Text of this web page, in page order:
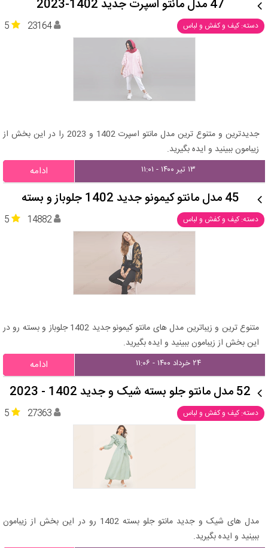
47 مدل مانتو اسپرت جدید 1402-2023
دسته: کیف و کفش و لباس 5 23164
جدیدترین و متنوع ترین مدل مانتو اسپرت 1402 و 2023 را در این بخش از
زیبامون ببینید و ایده بگیرید.
۱۳ تیر ۱۴۰۰ - ۱۱:۰۱ ادامه
45 مدل مانتو کیمونو جدید 1402 جلوباز و بسته
دسته: کیف و کفش و لباس 5 14882
متنوع ترین و زیباترین مدل های مانتو کیمونو جدید 1402 جلوباز و بسته رو در
این بخش از زیبامون ببینید و ایده بگیرید.
۲۴ خرداد ۱۴۰۰ - ۱۱:۰۶ ادامه
52 مدل مانتو جلو بسته شیک و جدید 1402 - 2023
دسته: کیف و کفش و لباس 5 27363
مدل های شیک و جدید مانتو جلو بسته 1402 رو در این بخش از زیبامون
ببینید و ایده بگیرید.